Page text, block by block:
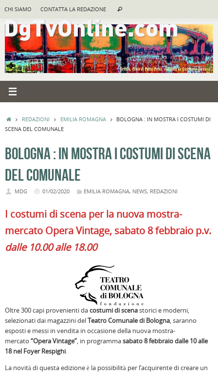
contenuto
CHI SIAMO CONTATTA LA REDAZIONE Cerca
HOMEREDAZIONI EMILIA ROMAGNA
BOLOGNA : IN MOSTRA I COSTUMI DI
SCENA DEL COMUNALE
BOLOGNA : IN MOSTRA I COSTUMI DI SCENA
DEL COMUNALE
MDG 01/02/2020 EMILIA ROMAGNA, NEWS, REDAZIONI
I costumi di scena per la nuova mostra-
mercato Opera Vintage, sabato 8 febbraio p.v.
dalle 10.00 alle 18.00
Oltre 300 capi provenienti dacostumi di scenastorici e moderni,
selezionati dai magazzini delTeatro Comunale di Bologna, saranno
esposti e messi in vendita in occasione della nuova mostra-
mercato “Opera Vintage”, in programmasabato 8 febbraio dalle 10 alle
18 nel Foyer Respighi.
La novità di questa edizione è la possibilità per l’acquirente di creare un